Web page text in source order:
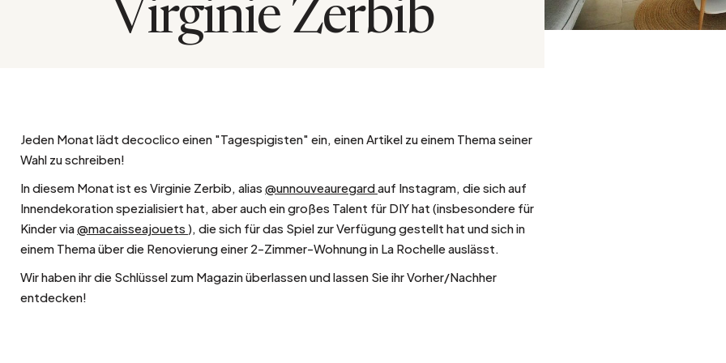
Großes Hotel
Natürlich
Samt
Virginie Zerbib
Jeden Monat lädt decoclico einen "Tagespigisten" ein, einen Artikel zu einem Thema seiner
Wahl zu schreiben!
In diesem Monat ist es Virginie Zerbib, alias @unnouveauregardauf Instagram, die sich auf
Innendekoration spezialisiert hat, aber auch ein großes Talent für DIY hat (insbesondere für
Kinder via@macaisseajouets ), die sich für das Spiel zur Verfügung gestellt hat und sich in
einem Thema über die Renovierung einer 2-Zimmer-Wohnung in La Rochelle auslässt.
Wir haben ihr die Schlüssel zum Magazin überlassen und lassen Sie ihr Vorher/Nachher
entdecken!